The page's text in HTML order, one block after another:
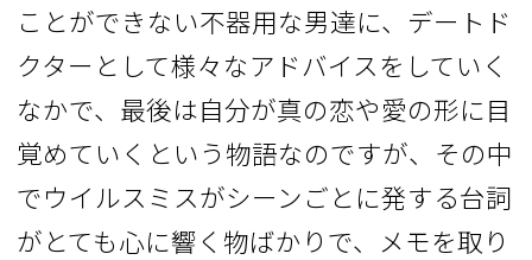
ことができない不器用な男達に、デートド
クターとして様々なアドバイスをしていく
なかで、最後は自分が真の恋や愛の形に目
覚めていくという物語なのですが、その中
でウイルスミスがシーンごとに発する台詞
がとても心に響く物ばかりで、メモを取り